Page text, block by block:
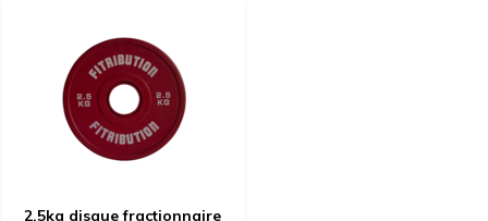
2,5kg disque fractionnaire